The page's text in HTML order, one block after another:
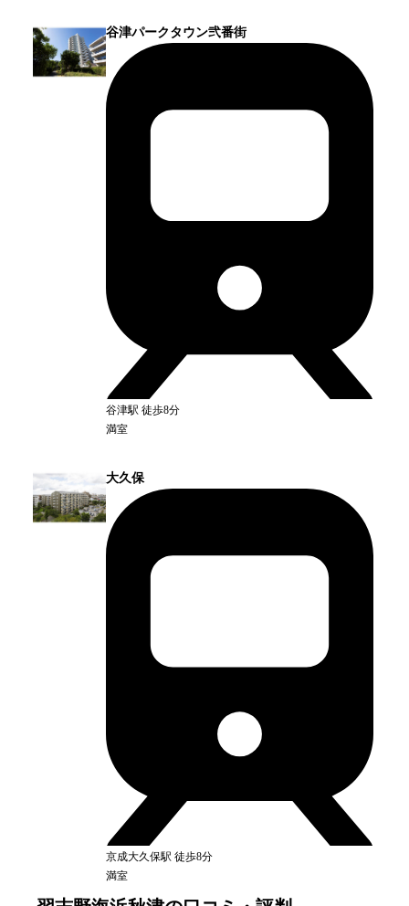
谷津パークタウン弐番街
谷津駅 徒歩8分
満室
大久保
京成大久保駅 徒歩8分
満室